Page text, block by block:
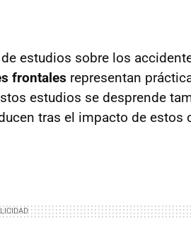
estudios sobre los
frontales representan
estudios se desprende
tras el impacto de estos